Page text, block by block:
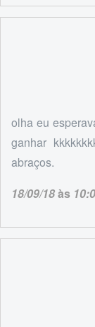
olha eu
ganhar
abraços.
18/09/18às